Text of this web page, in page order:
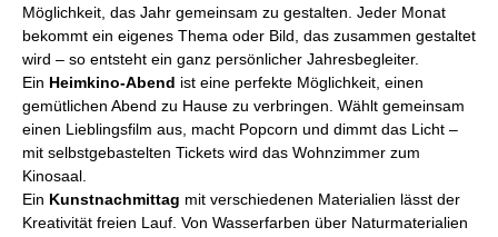
Möglichkeit, das Jahr gemeinsam zu gestalten. Jeder Monat
bekommt ein eigenes Thema oder Bild, das zusammen gestaltet
wird – so entsteht ein ganz persönlicher Jahresbegleiter.
Ein Heimkino-Abend ist eine perfekte Möglichkeit, einen
gemütlichen Abend zu Hause zu verbringen. Wählt gemeinsam
einen Lieblingsfilm aus, macht Popcorn und dimmt das Licht –
mit selbstgebastelten Tickets wird das Wohnzimmer zum
Kinosaal.
Ein Kunstnachmittag mit verschiedenen Materialien lässt der
Kreativität freien Lauf. Von Wasserfarben über Naturmaterialien